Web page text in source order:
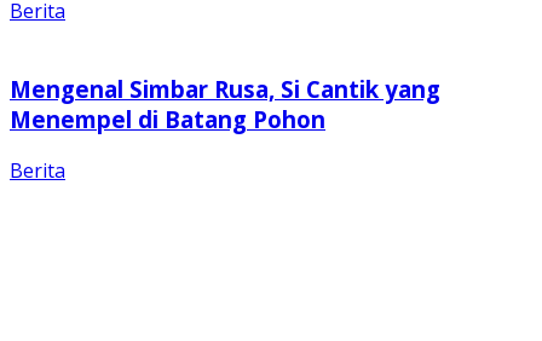
Berita
Mengenal Simbar Rusa, Si Cantik yang
Menempel di Batang Pohon
Berita